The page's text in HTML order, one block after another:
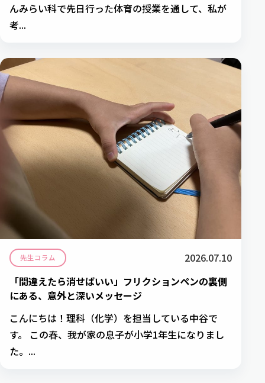
んみらい科で先日行った体育の授業を通して、私が
考...
先生コラム
2026.07.10
「間違えたら消せばいい」フリクションペンの裏側
にある、意外と深いメッセージ
こんにちは！理科（化学）を担当している中谷で
す。 この春、我が家の息子が小学1年生になりまし
た。...